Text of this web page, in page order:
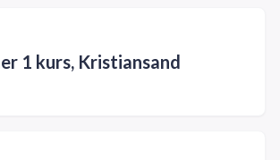
1 kurs, Kristiansand